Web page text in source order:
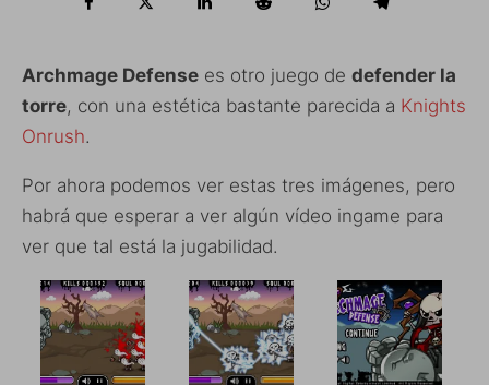
Archmage Defense es otro juego de defender la
torre, con una estética bastante parecida a Knights
Onrush.
Por ahora podemos ver estas tres imágenes, pero
habrá que esperar a ver algún vídeo ingame para
ver que tal está la jugabilidad.